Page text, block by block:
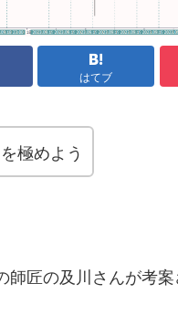
はてブ
極めよう
匠の及川さんが考案